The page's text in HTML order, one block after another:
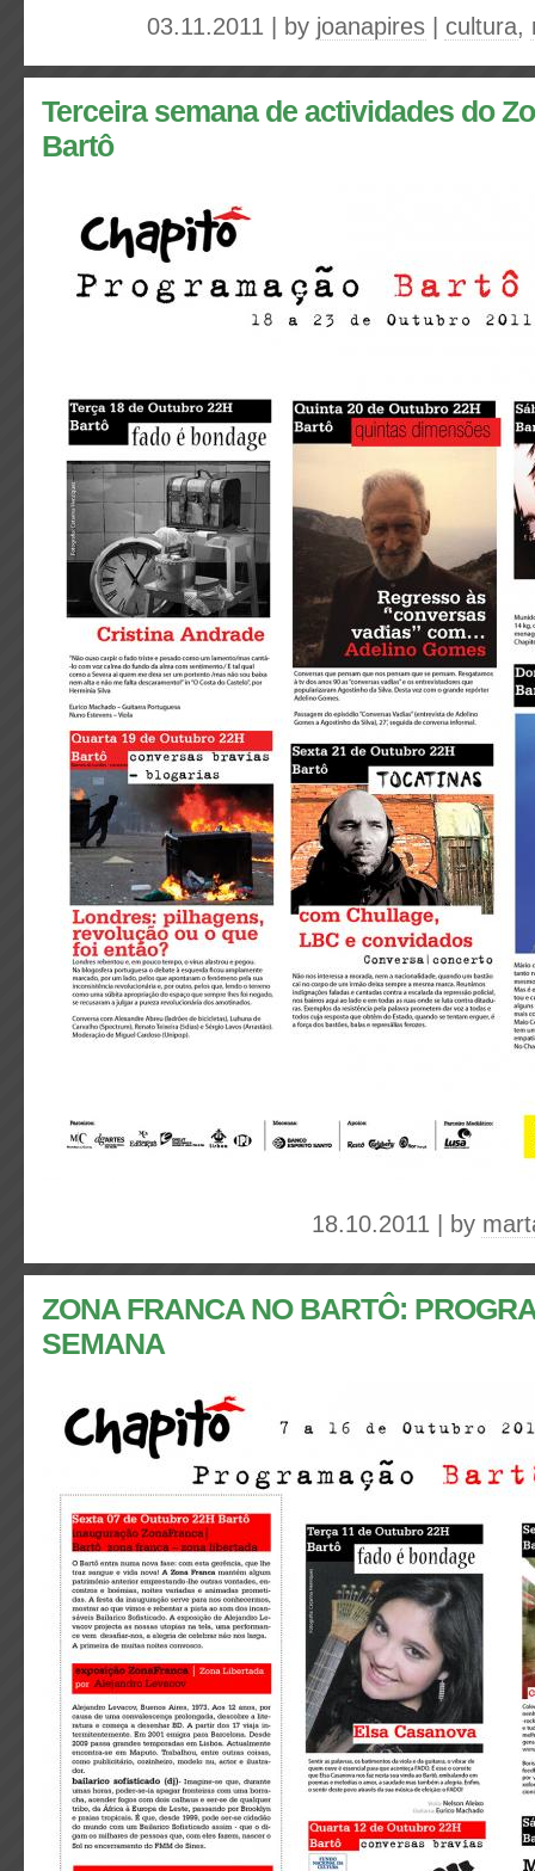
03.11.2011 | by joanapires cultura,
Terceira semana de actividades do
Bartô
18.10.2011 | by
ZONA FRANCA NO BARTÔ:
SEMANA